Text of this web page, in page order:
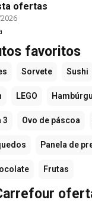
ofertas
favoritos
Sorvete Sushi
LEGO
3 Ovo de páscoa
Panela de
Frutas